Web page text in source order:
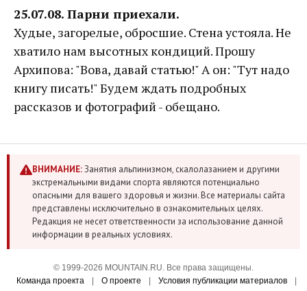
25.07.08. Парни приехали.
Худые, загорелые, обросшие. Стена устояла. Не
хватило нам высотных кондиций. Прошу
Архипова: "Вова, давай статью!" А он: "Тут надо
книгу писать!" Будем ждать подробных
рассказов и фотографий - обещано.
ВНИМАНИЕ:Занятия альпинизмом, скалолазанием и другими
экстремальными видами спорта являются потенциально
опасными для вашего здоровья и жизни. Все материалы сайта
представлены исключительно в ознакомительных целях.
Редакция не несет ответственности за использование данной
информации в реальных условиях.
© 1999-2026 MOUNTAIN.RU. Все права защищены.
Команда проекта
О проекте Условия публикации материалов